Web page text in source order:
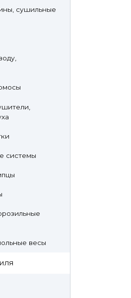
сушильные
системы
весы